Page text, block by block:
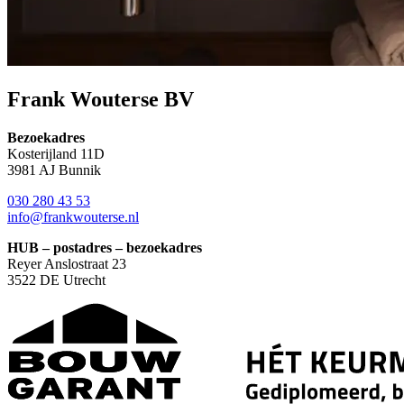
Frank Wouterse BV
Bezoekadres
Kosterijland 11D
3981 AJ Bunnik
030 280 43 53
info@frankwouterse.nl
HUB – postadres – bezoekadres
Reyer Anslostraat 23
3522 DE Utrecht